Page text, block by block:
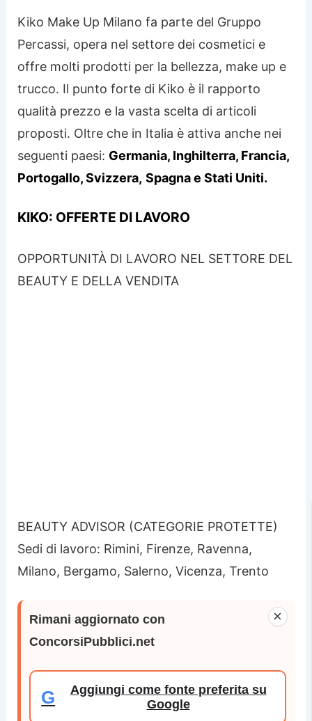
Kiko Make Up Milano fa parte del Gruppo
Percassi, opera nel settore dei cosmetici e
offre molti prodotti per la bellezza, make up e
trucco. Il punto forte di Kiko è il rapporto
qualità prezzo e la vasta scelta di articoli
proposti. Oltre che in Italia è attiva anche nei
seguenti paesi: Germania, Inghilterra, Francia,
Portogallo, Svizzera, Spagna e Stati Uniti.
KIKO: OFFERTE DI LAVORO
OPPORTUNITÀ DI LAVORO NEL SETTORE DEL
BEAUTY E DELLA VENDITA
BEAUTY ADVISOR (CATEGORIE PROTETTE)
Sedi di lavoro: Rimini, Firenze, Ravenna,
Milano, Bergamo, Salerno, Vicenza, Trento
×
Rimani aggiornato con
ConcorsiPubblici.net
G
Aggiungi come fonte preferita su
Google